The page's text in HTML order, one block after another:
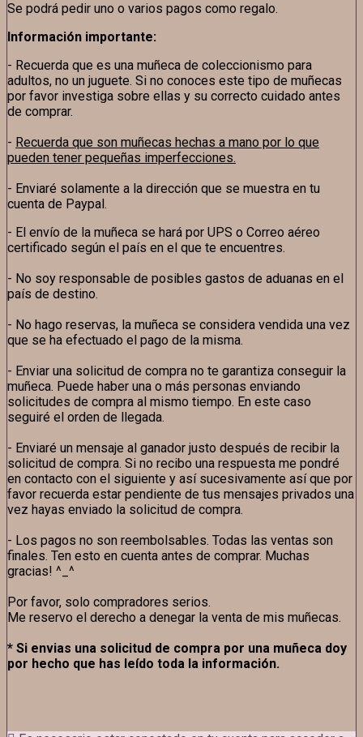
Se podrá pedir uno o varios pagos como regalo.
Información importante:
- Recuerda que es una muñeca de coleccionismo para
adultos, no un juguete. Si no conoces este tipo de muñecas
por favor investiga sobre ellas y su correcto cuidado antes
de comprar.
- Recuerda que son muñecas hechas a mano por lo que
pueden tener pequeñas imperfecciones.
- Enviaré solamente a la dirección que se muestra en tu
cuenta de Paypal.
- El envío de la muñeca se hará por UPS o Correo aéreo
certificado según el país en el que te encuentres.
- No soy responsable de posibles gastos de aduanas en el
país de destino.
- No hago reservas, la muñeca se considera vendida una vez
que se ha efectuado el pago de la misma.
- Enviar una solicitud de compra no te garantiza conseguir la
muñeca. Puede haber una o más personas enviando
solicitudes de compra al mismo tiempo. En este caso
seguiré el orden de llegada.
- Enviaré un mensaje al ganador justo después de recibir la
solicitud de compra. Si no recibo una respuesta me pondré
en contacto con el siguiente y así sucesivamente así que por
favor recuerda estar pendiente de tus mensajes privados una
vez hayas enviado la solicitud de compra.
- Los pagos no son reembolsables. Todas las ventas son
finales. Ten esto en cuenta antes de comprar. Muchas
gracias! ^_^
Por favor, solo compradores serios.
Me reservo el derecho a denegar la venta de mis muñecas.
* Si envias una solicitud de compra por una muñeca doy
por hecho que has leído toda la información.